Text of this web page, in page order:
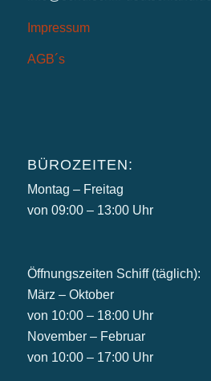
Impressum
AGB´s
BÜROZEITEN:
Montag – Freitag
von 09:00 – 13:00 Uhr
Öffnungszeiten Schiff (täglich):
März – Oktober
von 10:00 – 18:00 Uhr
November – Februar
von 10:00 – 17:00 Uhr